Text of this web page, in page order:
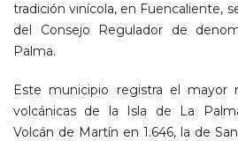
tradición vinícola, en Fuencaliente,
del Consejo Regulador de
Palma.
Este municipio registra el mayor
volcánicas de la Isla de La
Volcán de Martín en 1.646, la de